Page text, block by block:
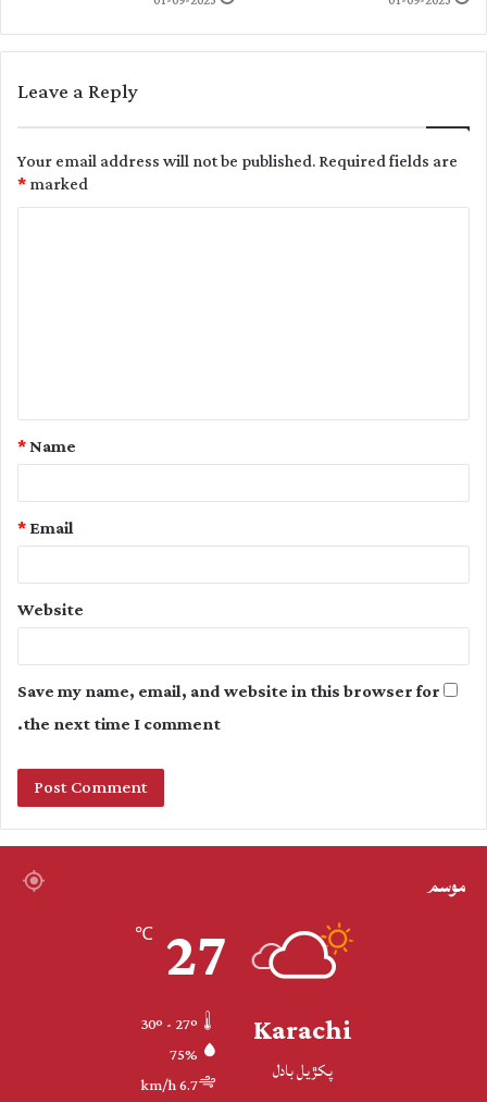
Leave a Reply
Your email address will not be published.Required fields are
marked
*
t
Name
*
Email
*
Website
Save my name, email, and website in this browser for
the next time I comment.
موسم
Karachi
پکڙيل بادل
27
℃
75%
6.7 km/h